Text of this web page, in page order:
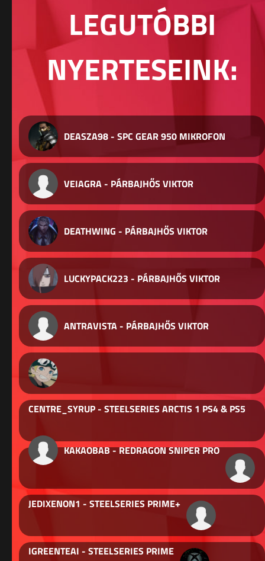
LEGUTÓBBI
NYERTESEINK:
DEASZA98 - SPC GEAR 950 MIKROFON
VEIAGRA - PÁRBAJHŐS VIKTOR
DEATHWING - PÁRBAJHŐS VIKTOR
LUCKYPACK223 - PÁRBAJHŐS VIKTOR
ANTRAVISTA - PÁRBAJHŐS VIKTOR
CENTRE_SYRUP - STEELSERIES ARCTIS 1 PS4 & PS5
KAKAOBAB - REDRAGON SNIPER PRO
JEDIXENON1 - STEELSERIES PRIME+
IGREENTEAI - STEELSERIES PRIME